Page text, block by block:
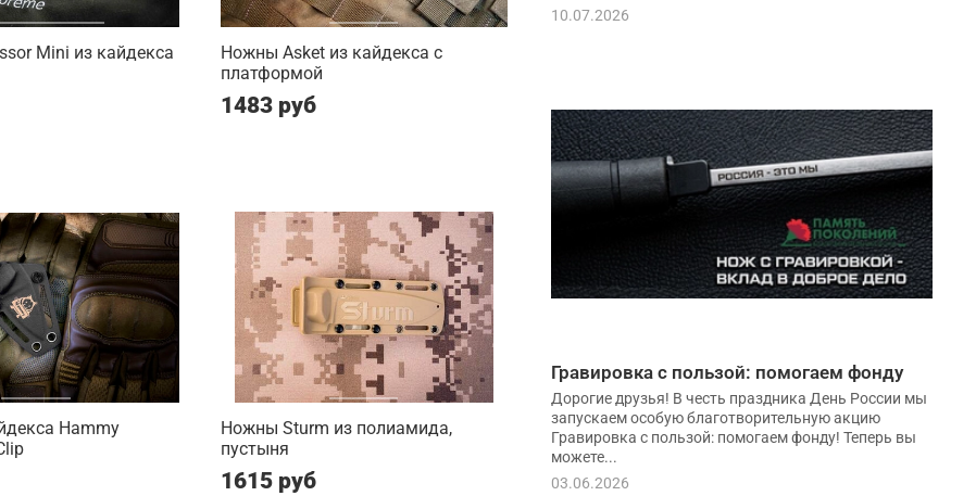
Mini из кайдекса
Ножны Asket из кайдекса c
платформой
1483 руб
Hammy
Ножны Sturm из полиамида,
пустыня
1615 руб
10.07.2026
Гравировка с пользой: помогаем фонду
Дорогие друзья! В честь праздника День России мы
запускаем особую благотворительную акцию
Гравировка с пользой: помогаем фонду! Теперь вы
можете...
03.06.2026